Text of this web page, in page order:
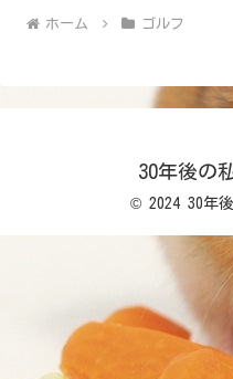
ホーム ゴルフ
30年後の
© 2024 30年